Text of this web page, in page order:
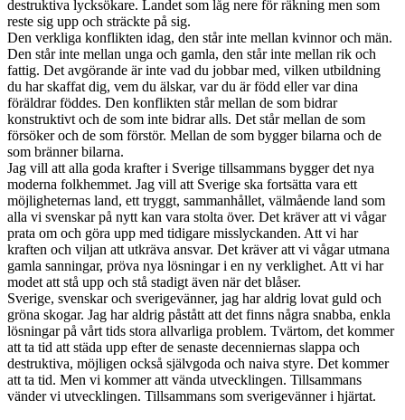
destruktiva lycksökare. Landet som låg nere för räkning men som
reste sig upp och sträckte på sig.
Den verkliga konflikten idag, den står inte mellan kvinnor och män.
Den står inte mellan unga och gamla, den står inte mellan rik och
fattig. Det avgörande är inte vad du jobbar med, vilken utbildning
du har skaffat dig, vem du älskar, var du är född eller var dina
föräldrar föddes. Den konflikten står mellan de som bidrar
konstruktivt och de som inte bidrar alls. Det står mellan de som
försöker och de som förstör. Mellan de som bygger bilarna och de
som bränner bilarna.
Jag vill att alla goda krafter i Sverige tillsammans bygger det nya
moderna folkhemmet. Jag vill att Sverige ska fortsätta vara ett
möjligheternas land, ett tryggt, sammanhållet, välmående land som
alla vi svenskar på nytt kan vara stolta över. Det kräver att vi vågar
prata om och göra upp med tidigare misslyckanden. Att vi har
kraften och viljan att utkräva ansvar. Det kräver att vi vågar utmana
gamla sanningar, pröva nya lösningar i en ny verklighet. Att vi har
modet att stå upp och stå stadigt även när det blåser.
Sverige, svenskar och sverigevänner, jag har aldrig lovat guld och
gröna skogar. Jag har aldrig påstått att det finns några snabba, enkla
lösningar på vårt tids stora allvarliga problem. Tvärtom, det kommer
att ta tid att städa upp efter de senaste decenniernas slappa och
destruktiva, möjligen också självgoda och naiva styre. Det kommer
att ta tid. Men vi kommer att vända utvecklingen. Tillsammans
vänder vi utvecklingen. Tillsammans som sverigevänner i hjärtat.